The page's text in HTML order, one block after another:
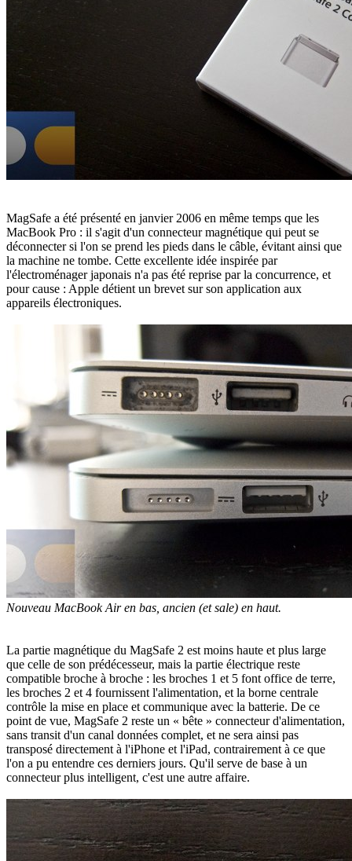
MagSafe a été présenté en janvier 2006 en même temps que les
MacBook Pro : il s'agit d'un connecteur magnétique qui peut se
déconnecter si l'on se prend les pieds dans le câble, évitant ainsi que
la machine ne tombe. Cette excellente idée inspirée par
l'électroménager japonais n'a pas été reprise par la concurrence, et
pour cause : Apple détient un brevet sur son application aux
appareils électroniques.
Nouveau MacBook Air en bas, ancien (et sale) en haut.
La partie magnétique du MagSafe 2 est moins haute et plus large
que celle de son prédécesseur, mais la partie électrique reste
compatible broche à broche : les broches 1 et 5 font office de terre,
les broches 2 et 4 fournissent l'alimentation, et la borne centrale
contrôle la mise en place et communique avec la batterie. De ce
point de vue, MagSafe 2 reste un « bête » connecteur d'alimentation,
sans transit d'un canal données complet, et ne sera ainsi pas
transposé directement à l'iPhone et l'iPad, contrairement à ce que
l'on a pu entendre ces derniers jours. Qu'il serve de base à un
connecteur plus intelligent, c'est une autre affaire.